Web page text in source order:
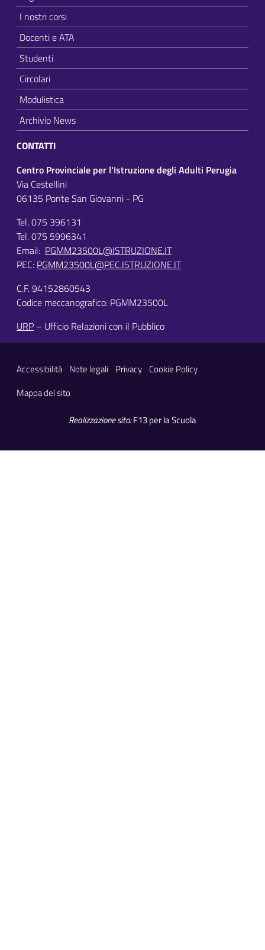
I nostri corsi
Docenti e ATA
Studenti
Circolari
Modulistica
Archivio News
CONTATTI
Centro Provinciale per l'Istruzione degli Adulti Perugia
Via Cestellini
06135 Ponte San Giovanni - PG
Tel. 075 396131
Tel. 075 5996341
Email: PGMM23500L@ISTRUZIONE.IT
PEC: PGMM23500L@PEC.ISTRUZIONE.IT
C.F. 94152860543
Codice meccanografico: PGMM23500L
URP – Ufficio Relazioni con il Pubblico
Sezione Link Utili
Accessibilità Note legali Privacy Cookie Policy
Mappa del sito
Realizzazione sito:F13 per la Scuola